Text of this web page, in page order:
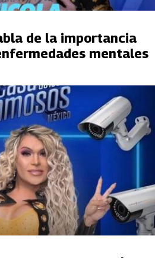
de la importancia
mentales